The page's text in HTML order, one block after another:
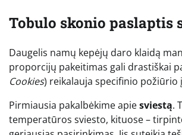
Tobulo skonio paslaptis
Daugelis namų kepėjų daro klaidą
proporcijų pakeitimas gali drastiškai
Cookies) reikalauja specifinio požiūrio
Pirmiausia pakalbėkime apiesviestą.
temperatūros sviesto, kituose –